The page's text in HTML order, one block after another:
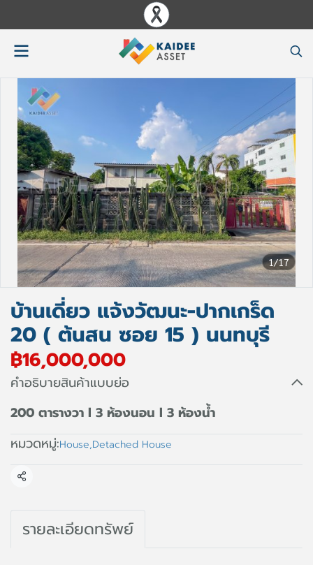
1/17
บ้านเดี่ยว แจ้งวัฒนะ-ปากเกร็ด
20 ( ต้นสน ซอย 15 ) นนทบุรี
฿16,000,000
คำอธิบายสินค้าแบบย่อ
200 ตารางวา l 3 ห้องนอน l 3 ห้องน้ำ
หมวดหมู่:House,Detached House
แชร์
รายละเอียดทรัพย์